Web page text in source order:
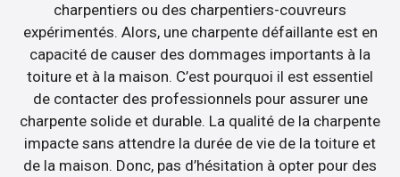
charpentiers ou des charpentiers-couvreurs
expérimentés. Alors, une charpente défaillante est en
capacité de causer des dommages importants à la
toiture et à la maison. C’est pourquoi il est essentiel
de contacter des professionnels pour assurer une
charpente solide et durable. La qualité de la charpente
impacte sans attendre la durée de vie de la toiture et
de la maison. Donc, pas d’hésitation à opter pour des